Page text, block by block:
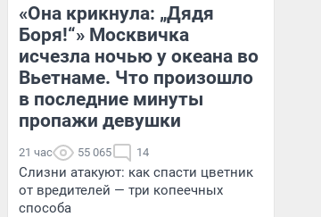
деньги соцразвития
«Она крикнула: „Дядя
Боря!“» Москвичка
исчезла ночью у океана во
Вьетнаме. Что произошло
в последние минуты
пропажи девушки
21 час 55 065 14
Слизни атакуют: как спасти цветник
от вредителей — три копеечных
способа